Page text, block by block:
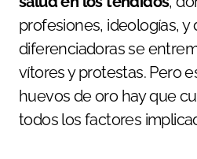
profesiones, ideologías,
diferenciadoras se
vítores y protestas. Pero
huevos de oro hay que
todos los factores